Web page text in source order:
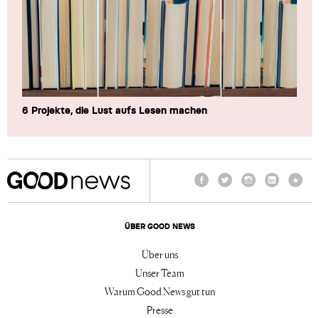
6 Projekte, die Lust aufs Lesen machen
ÜBER GOOD NEWS
Über uns
Unser Team
Warum Good News gut tun
Presse